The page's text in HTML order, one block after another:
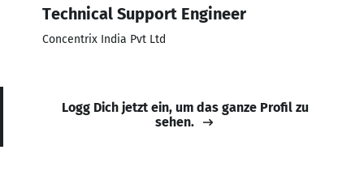
Technical Support Engineer
Concentrix India Pvt Ltd
Logg Dich jetzt ein, um das ganze Profil zu
sehen.